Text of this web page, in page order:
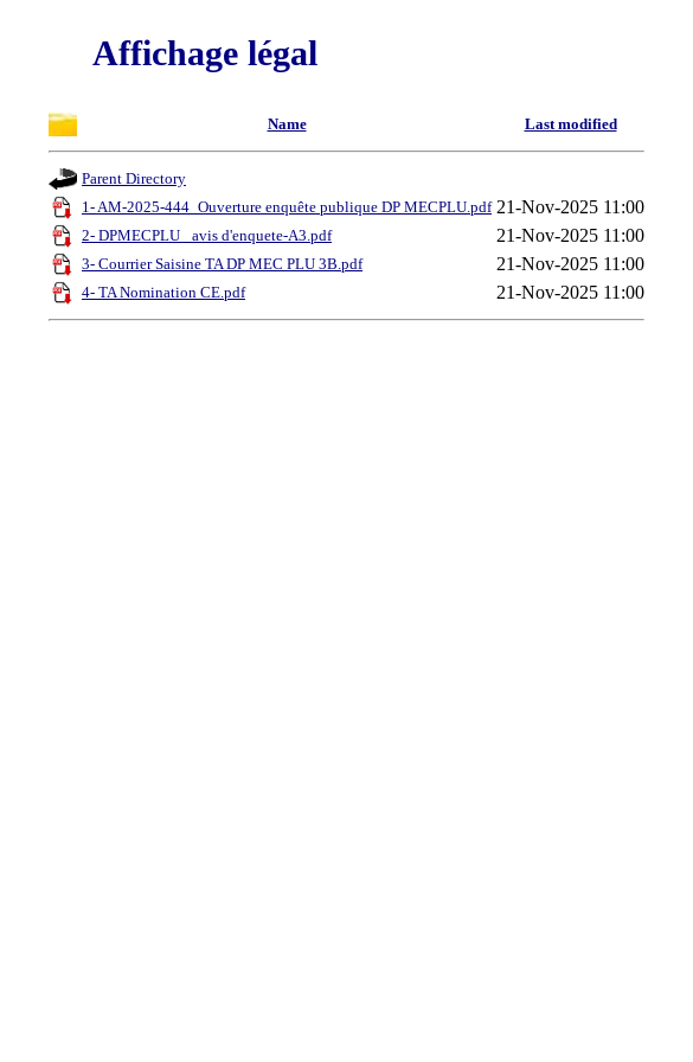
Affichage légal
Name Last modified
Parent Directory
1- AM-2025-444_Ouverture enquête publique DP MECPLU.pdf 21-Nov-2025 11:00
2- DPMECPLU_ avis d'enquete-A3.pdf 21-Nov-2025 11:00
3- Courrier Saisine TA DP MEC PLU 3B.pdf 21-Nov-2025 11:00
4- TA Nomination CE.pdf 21-Nov-2025 11:00